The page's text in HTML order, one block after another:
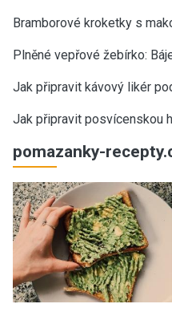
Bramborové kroketky s
Plněné vepřové žebírko:
Jak připravit kávový likér
Jak připravit posvícenskou
pomazanky-